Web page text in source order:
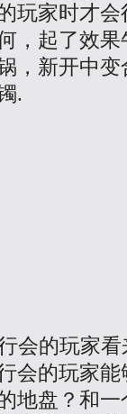
玩家时才
起了效果
，新开中
.
会的玩家看
会的玩家
地盘？和